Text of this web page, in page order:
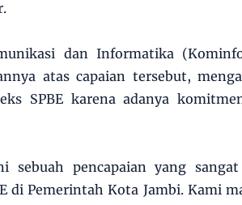
dan Informatika
atas capaian tersebut,
SPBE karena adanya
sebuah pencapaian yang
di Pemerintah Kota Jambi. Kami